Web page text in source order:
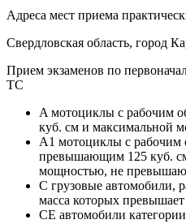
Адреса мест приема
Свердловская область, город
Прием экзаменов по
ТС
A мотоциклы с рабочим
куб. см и максимальной
A1 мотоциклы с рабочим
превышающим 125 куб.
мощностью, не
C грузовые автомобили,
масса которых
CE автомобили